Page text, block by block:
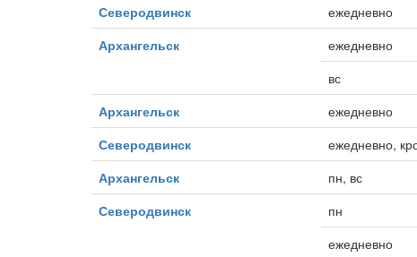
Северодвинск
ежедневно
Архангельск
ежедневно
вс
Архангельск
ежедневно
Северодвинск
ежедневно,
Архангельск
пн, вс
Северодвинск
пн
ежедневно